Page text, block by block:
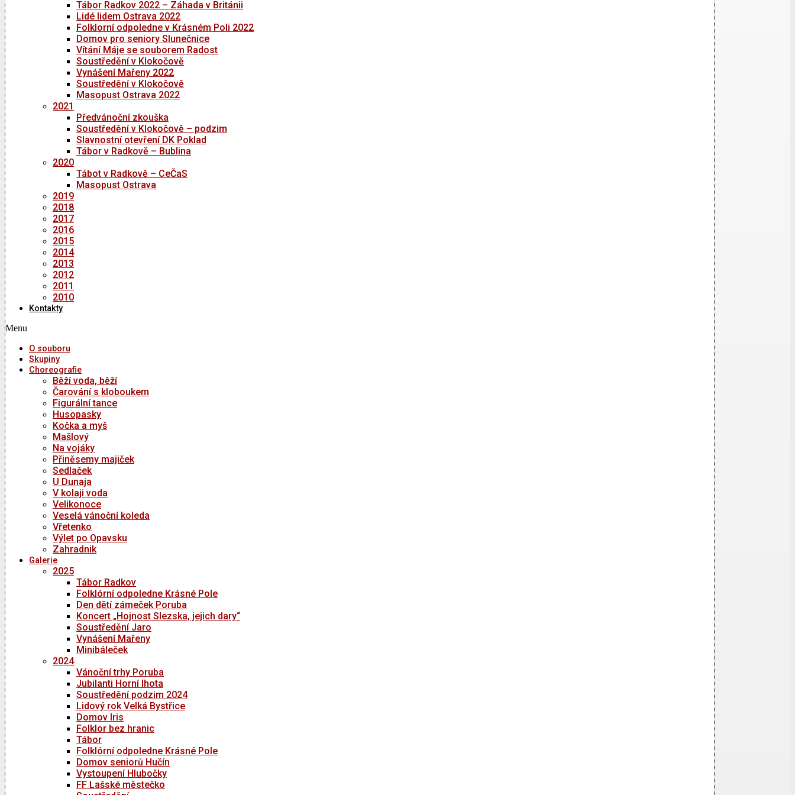
Tábor Radkov 2022 – Záhada v Británii
Lidé lidem Ostrava 2022
Folklorní odpoledne v Krásném Poli 2022
Domov pro seniory Slunečnice
Vítání Máje se souborem Radost
Soustředění v Klokočově
Vynášení Mařeny 2022
Soustředění v Klokočově
Masopust Ostrava 2022
2021
Předvánoční zkouška
Soustředění v Klokočově – podzim
Slavnostní otevření DK Poklad
Tábor v Radkově – Bublina
2020
Tábot v Radkově – CeČaS
Masopust Ostrava
2019
2018
2017
2016
2015
2014
2013
2012
2011
2010
Kontakty
Menu
O souboru
Skupiny
Choreografie
Běží voda, běží
Čarování s kloboukem
Figurální tance
Husopasky
Kočka a myš
Mašlový
Na vojáky
Přiněsemy majiček
Sedlaček
U Dunaja
V kolaji voda
Velikonoce
Veselá vánoční koleda
Vřetenko
Výlet po Opavsku
Zahradnik
Galerie
2025
Tábor Radkov
Folklórní odpoledne Krásné Pole
Den dětí zámeček Poruba
Koncert „Hojnost Slezska, jejich dary“
Soustředění Jaro
Vynášení Mařeny
Minibáleček
2024
Vánoční trhy Poruba
Jubilanti Horní lhota
Soustředění podzim 2024
Lidový rok Velká Bystřice
Domov Iris
Folklor bez hranic
Tábor
Folklórní odpoledne Krásné Pole
Domov seniorů Hučín
Vystoupení Hlubočky
FF Lašské městečko